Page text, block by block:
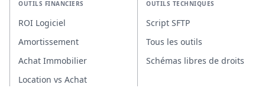
OUTILS FINANCIERS
ROI Logiciel
Amortissement
Achat Immobilier
Location vs Achat
OUTILS TECHNIQUES
Script SFTP
Tous les outils
Schémas libres de droits